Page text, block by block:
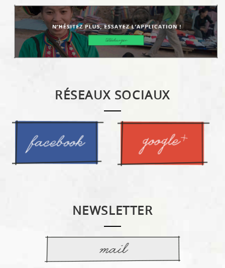
N'hésitez plus, essayez l'application
RÉSEAUX SOCIAUX
NEWSLETTER